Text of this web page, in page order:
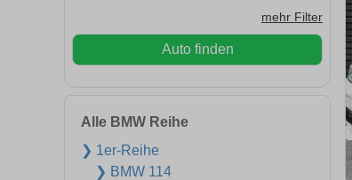
mehr Filter
Auto finden
Alle BMW Reihe
❯ 1er-Reihe
❯ BMW 114